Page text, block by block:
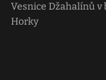
Vesnice Džahalínů v
Horky